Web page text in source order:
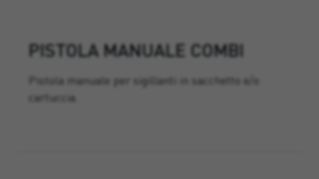
PISTOLA MANUALE COMBI
Pistola manuale per sigillanti in sacchetto e/o
cartuccia.